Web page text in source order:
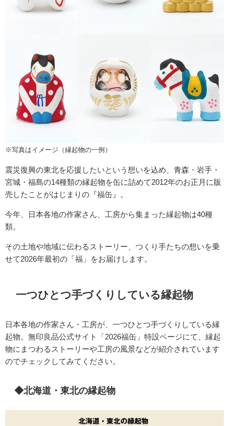
※写真はイメージ（縁起物の一例）
震災復興の東北を応援したいという想いを込め、青森・岩手・
宮城・福島の14種類の縁起物を缶に詰めて2012年のお正月に販
売したことがはじまりの『福缶』。
今年、日本各地の作家さん、工房から集まった縁起物は40種
類。
その土地や地域に伝わるストーリー、つくり手たちの想いを乗
せて2026年最初の「福」をお届けします。
一つひとつ手づくりしている縁起物
日本各地の作家さん・工房が、一つひとつ手づくりしている縁
起物。無印良品公式サイト「2026福缶」特設ページにて、縁起
物にまつわるストーリーや工房の風景などが紹介されています
のでチェックしてみてください。
◆北海道・東北の縁起物